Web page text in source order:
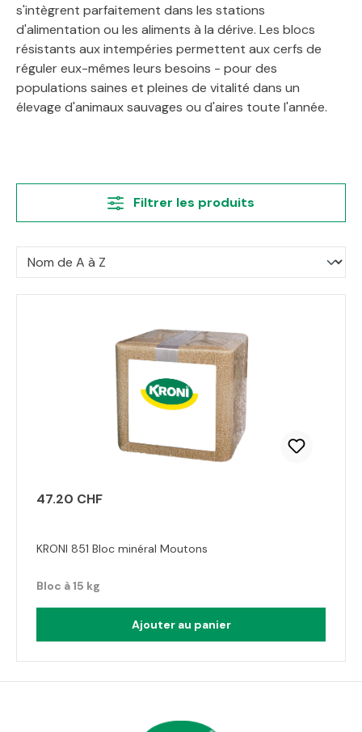
s'intègrent parfaitement dans les stations
d'alimentation ou les aliments à la dérive. Les blocs
résistants aux intempéries permettent aux cerfs de
réguler eux-mêmes leurs besoins - pour des
populations saines et pleines de vitalité dans un
élevage d'animaux sauvages ou d'aires toute l'année.
Filtrer les produits
47.20 CHF
KRONI 851 Bloc minéral Moutons
Bloc à 15 kg
Ajouter au panier